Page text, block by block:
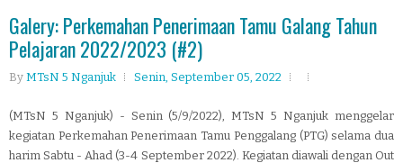
Galery: Perkemahan Penerimaan Tamu Galang Tahun
Pelajaran 2022/2023 (#2)
By MTsN 5 Nganjuk Senin, September 05, 2022
(MTsN 5 Nganjuk) - Senin (5/9/2022), MTsN 5 Nganjuk menggelar
kegiatan Perkemahan Penerimaan Tamu Penggalang (PTG) selama dua
harim Sabtu - Ahad (3-4 September 2022). Kegiatan diawali dengan Out